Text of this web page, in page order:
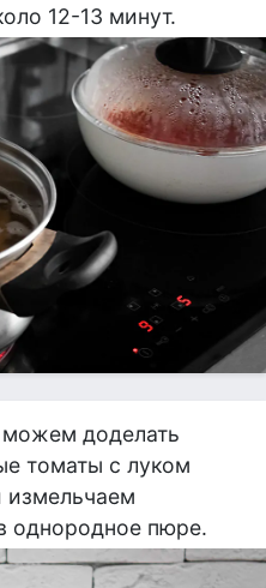
12-13 минут.
доделать
томаты с луком
измельчаем
однородное пюре.